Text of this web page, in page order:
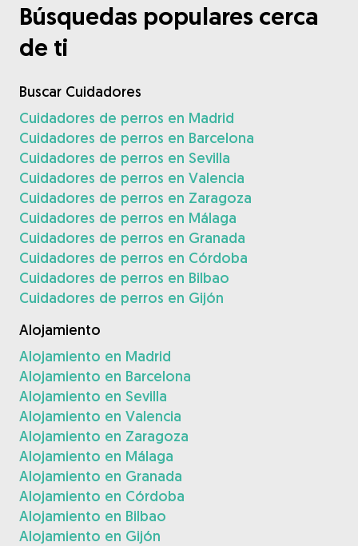
Búsquedas populares cerca
de ti
Buscar Cuidadores
Cuidadores de perros en Madrid
Cuidadores de perros en Barcelona
Cuidadores de perros en Sevilla
Cuidadores de perros en Valencia
Cuidadores de perros en Zaragoza
Cuidadores de perros en Málaga
Cuidadores de perros en Granada
Cuidadores de perros en Córdoba
Cuidadores de perros en Bilbao
Cuidadores de perros en Gijón
Alojamiento
Alojamiento en Madrid
Alojamiento en Barcelona
Alojamiento en Sevilla
Alojamiento en Valencia
Alojamiento en Zaragoza
Alojamiento en Málaga
Alojamiento en Granada
Alojamiento en Córdoba
Alojamiento en Bilbao
Alojamiento en Gijón